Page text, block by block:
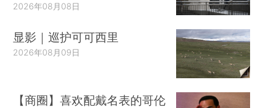
2026年08月08日
显影｜巡护可可西里
2026年08月09日
【商圈】喜欢配戴名表的哥伦